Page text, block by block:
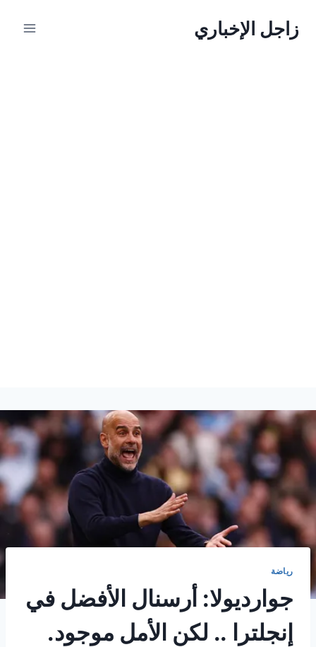
زاجل الإخباري
رياضة
جوارديولا: أرسنال الأفضل في
إنجلترا .. لكن الأمل موجود.